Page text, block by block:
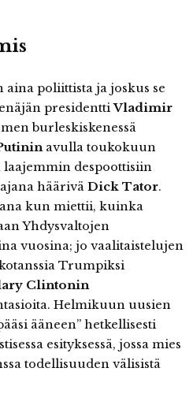
aina poliittista ja joskus se
presidenttiVladimir
burleskiskenessä
avulla toukokuun
despoottisiin
häärivä Dick Tator.
kun miettii, kuinka
Yhdysvaltojen
vuosina; jo vaalitaistelujen
Trumpiksi
Clintonin
Helmikuun uusien
ääneen” hetkellisesti
esityksessä, jossa mies
todellisuuden välisistä